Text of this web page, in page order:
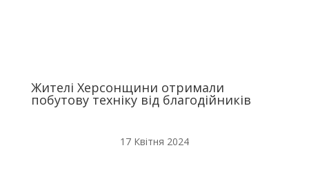
Жителі Херсонщини отримали
побутову техніку від благодійників
17 Квітня 2024